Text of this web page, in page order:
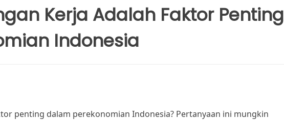
Kerja Adalah Faktor Penting
Indonesia
penting dalam perekonomian Indonesia? Pertanyaan ini mungkin